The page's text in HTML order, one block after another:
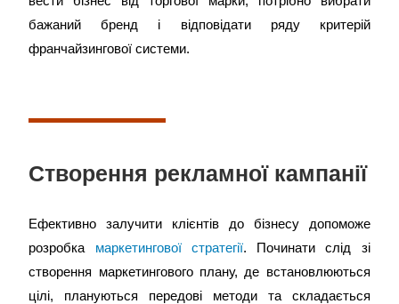
бажаний бренд і відповідати ряду критерій
франчайзингової системи.
Створення рекламної кампанії
Ефективно залучити клієнтів до бізнесу допоможе
розробка маркетингової стратегії. Починати слід зі
створення маркетингового плану, де встановлюються
цілі, плануються передові методи та складається